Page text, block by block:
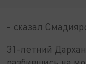
- сказал
31-летний